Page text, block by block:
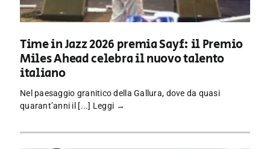
Time in Jazz 2026 premia Sayf: il Premio
Miles Ahead celebra il nuovo talento
italiano
Nel paesaggio granitico della Gallura, dove da quasi
quarant’anni il [...] Leggi →